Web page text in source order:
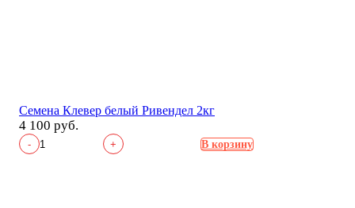
Семена Клевер белый Ривендел 2кг
4 100 руб.
- + В корзину